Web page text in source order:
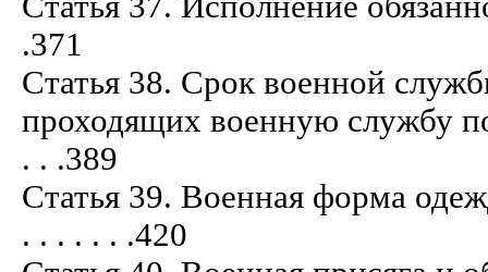
.371
Статья 38. Срок военной
проходящих военную службу
. . .389
Статья 39. Военная форма
. . . . . . .420